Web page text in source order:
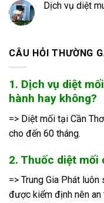
Dịch vụ diệt
CÂU HỎI THƯỜNG
1. Dịch vụ diệt
hành hay không?
=> Diệt mối tại Cần
cho đến 60 tháng.
2. Thuốc diệt mối
=> Trung Gia Phát
được kiểm định nên